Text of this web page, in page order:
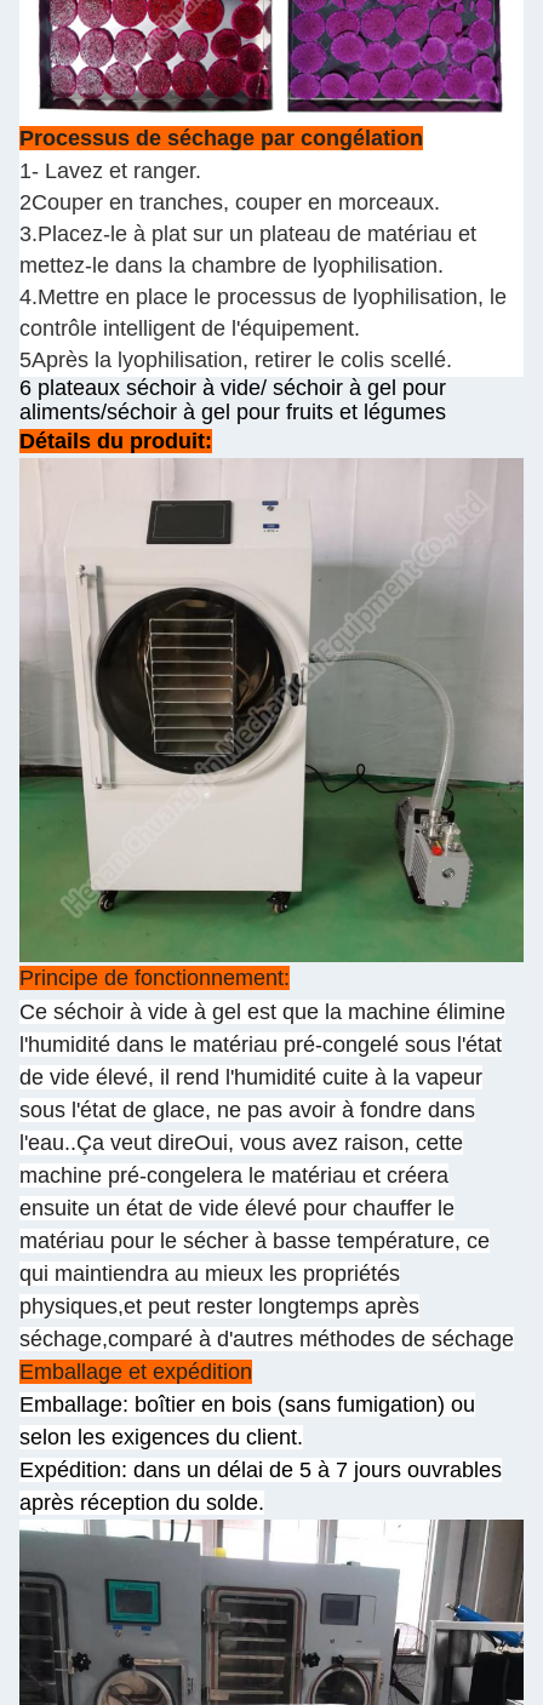
Processus de séchage par congélation
1- Lavez et ranger.
2Couper en tranches, couper en morceaux.
3.Placez-le à plat sur un plateau de matériau et
mettez-le dans la chambre de lyophilisation.
4.Mettre en place le processus de lyophilisation, le
contrôle intelligent de l'équipement.
5Après la lyophilisation, retirer le colis scellé.
6 plateaux séchoir à vide/ séchoir à gel pour
aliments/séchoir à gel pour fruits et légumes
Détails du produit:
Principe de fonctionnement:
Ce séchoir à vide à gel est que la machine élimine
l'humidité dans le matériau pré-congelé sous l'état
de vide élevé, il rend l'humidité cuite à la vapeur
sous l'état de glace, ne pas avoir à fondre dans
l'eau..Ça veut direOui, vous avez raison, cette
machine pré-congelera le matériau et créera
ensuite un état de vide élevé pour chauffer le
matériau pour le sécher à basse température, ce
qui maintiendra au mieux les propriétés
physiques,et peut rester longtemps après
séchage,comparé à d'autres méthodes de séchage
Emballage et expédition
Emballage: boîtier en bois (sans fumigation) ou
selon les exigences du client.
Expédition: dans un délai de 5 à 7 jours ouvrables
après réception du solde.